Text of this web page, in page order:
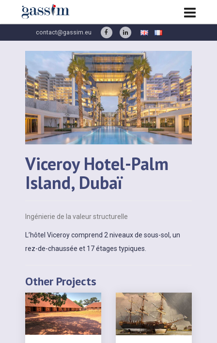
contact@gassim.eu
Viceroy Hotel-Palm
Island, Dubaï
Ingénierie de la valeur structurelle
L’hôtel Viceroy comprend 2 niveaux de sous-sol, un
rez-de-chaussée et 17 étages typiques.
Other Projects